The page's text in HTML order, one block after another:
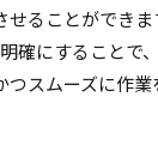
ることができま
確にすることで
つスムーズに作